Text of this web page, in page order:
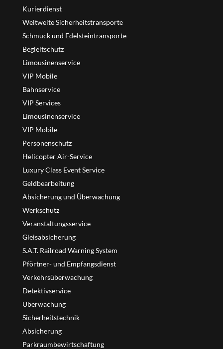
Kurierdienst
Weltweite Sicherheitstransporte
Schmuck und Edelsteintransporte
Begleitschutz
Limousinenservice
VIP Mobile
Bahnservice
VIP Services
Limousinenservice
VIP Mobile
Personenschutz
Helicopter Air-Service
Luxury Class Event Service
Geldbearbeitung
Absicherung und Überwachung
Werkschutz
Veranstaltungsservice
Gleisabsicherung
S.A.T. Railroad Warning System
Pförtner- und Empfangsdienst
Verkehrsüberwachung
Detektivservice
Überwachung
Sicherheitstechnik
Absicherung
Parkraumbewirtschaftung